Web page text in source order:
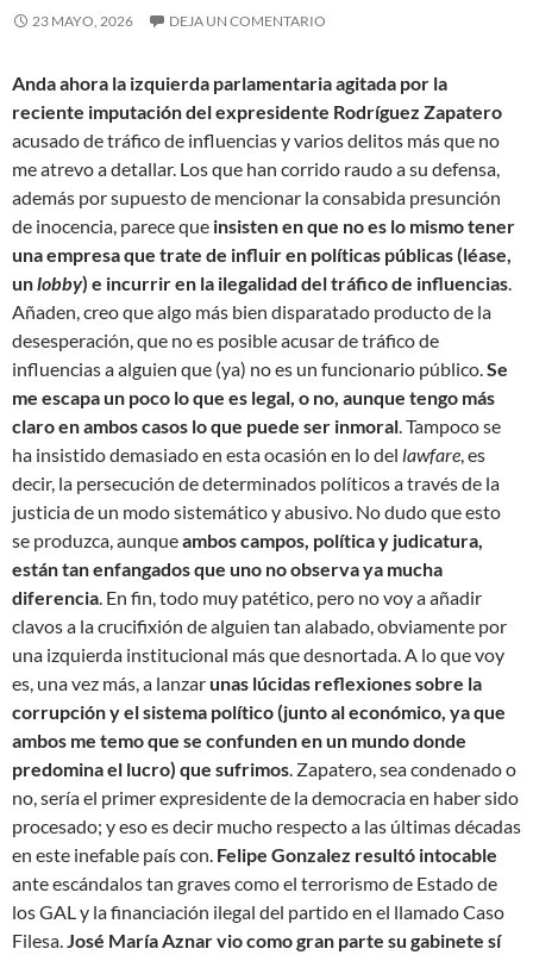
23 MAYO, 2026 DEJA UN COMENTARIO
Anda ahora la izquierda parlamentaria agitada por la
reciente imputación del expresidente Rodríguez Zapatero
acusado de tráfico de influencias y varios delitos más que no
me atrevo a detallar. Los que han corrido raudo a su defensa,
además por supuesto de mencionar la consabida presunción
de inocencia, parece que insisten en que no es lo mismo tener
una empresa que trate de influir en políticas públicas (léase,
unlobby) e incurrir en la ilegalidad del tráfico de influencias.
Añaden, creo que algo más bien disparatado producto de la
desesperación, que no es posible acusar de tráfico de
influencias a alguien que (ya) no es un funcionario público.Se
me escapa un poco lo que es legal, o no, aunque tengo más
claro en ambos casos lo que puede ser inmoral. Tampoco se
ha insistido demasiado en esta ocasión en lo del lawfare, es
decir, la persecución de determinados políticos a través de la
justicia de un modo sistemático y abusivo. No dudo que esto
se produzca, aunqueambos campos, política y judicatura,
están tan enfangados que uno no observa ya mucha
diferencia. En fin, todo muy patético, pero no voy a añadir
clavos a la crucifixión de alguien tan alabado, obviamente por
una izquierda institucional más que desnortada. A lo que voy
es, una vez más, a lanzarunas lúcidas reflexiones sobre la
corrupción y el sistema político (junto al económico, ya que
ambos me temo que se confunden en un mundo donde
predomina el lucro) que sufrimos. Zapatero, sea condenado o
no, sería el primer expresidente de la democracia en haber sido
procesado; y eso es decir mucho respecto a las últimas décadas
en este inefable país con. Felipe Gonzalez resultó intocable
ante escándalos tan graves como el terrorismo de Estado de
los GAL y la financiación ilegal del partido en el llamado Caso
Filesa.José María Aznar vio como gran parte su gabinete sí